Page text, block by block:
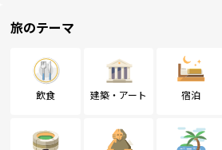
旅のテーマ
飲食 建築・アート 宿泊